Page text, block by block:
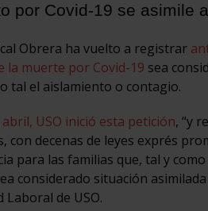
por Covid-19 se asimile
Obrera ha vuelto a registrar
la muerte por Covid-19 sea
tal el aislamiento o contagio.
abril, USO inició esta petición, “y
con decenas de leyes exprés
para las familias que, tal y como
considerado situación
Laboral de USO.